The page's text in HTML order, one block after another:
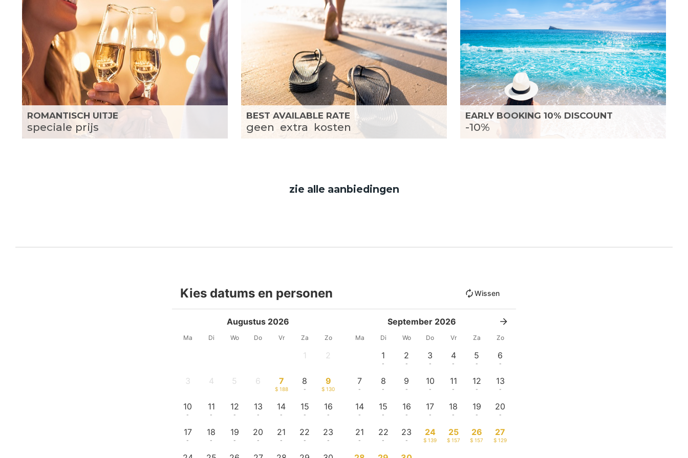
ROMANTISCH UITJE
speciale prijs
BEST AVAILABLE RATE
geen extra kosten
EARLY BOOKING 10% DISCOUNT
-10%
zie alle aanbiedingen
Kies datums en personen Wissen
Augustus 2026
Ma Di Wo Do Vr Za Zo
1 2
3 4 5 6 7
$ 188
8
-
9
$ 130
10
-
11
-
12
-
13
-
14
-
15
-
16
-
17
-
18
-
19
-
20
-
21
-
22
-
23
-
September 2026
Ma Di Wo Do Vr Za Zo
1
-
2
-
3
-
4
-
5
-
6
-
7
-
8
-
9
-
10
-
11
-
12
-
13
-
14
-
15
-
16
-
17
-
18
-
19
-
20
-
21
-
22
-
23
-
24
$ 139
25
$ 157
26
$ 157
27
$ 129